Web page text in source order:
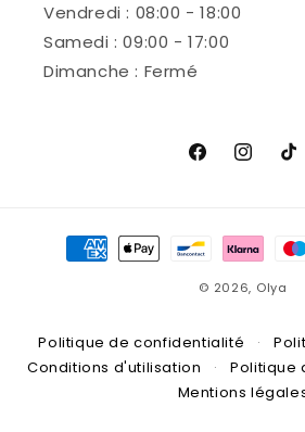
Vendredi : 08:00 - 18:00
Samedi : 09:00 - 17:00
Dimanche : Fermé
FacebookInstagram
Moyens
de
© 2026, Olya
Politique de confidentialité ·
Conditions d'utilisation
· Politique
Mentions